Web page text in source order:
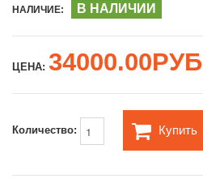
НАЛИЧИЕ:
В НАЛИЧИИ
ЦЕНА: 34000.00РУБ
Количество: Купить